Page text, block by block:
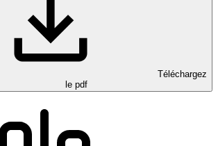
Téléchargez
le pdf